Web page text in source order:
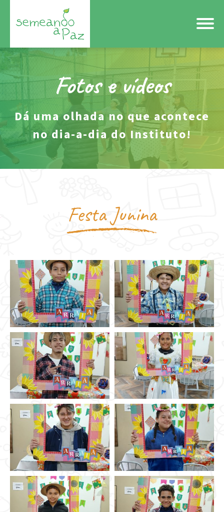
Fotos e vídeos
Dá uma olhada no que acontece
no dia-a-dia do Instituto!
Festa Junina